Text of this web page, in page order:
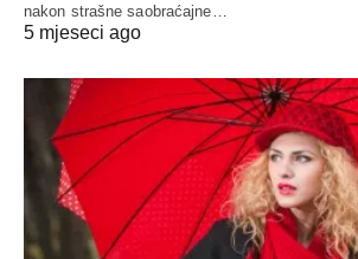
nakon strašne saobraćajne…
5 mjeseci ago